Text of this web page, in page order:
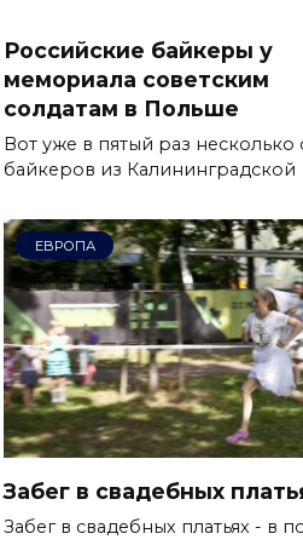
Российские байкеры у
мемориала советским
солдатам в Польше
Вот уже в пятый раз несколько
байкеров из Калининградской
ЕВРОПА
Забег в свадебных
Забег в свадебных платьях - в